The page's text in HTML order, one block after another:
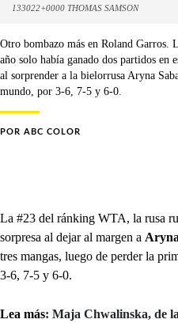
133022+0000 THOMAS SAMSON
Otro bombazo más en Roland Garros.
año solo había ganado dos partidos en
al sorprender a la bielorrusa Aryna
mundo, por 3-6, 7-5 y 6-0.
POR ABC COLOR
La #23 del ránking WTA, la rusa
sorpresa al dejar al margen a
tres mangas, luego de perder la
3-6, 7-5 y 6-0.
Lea más: Maja Chwalinska, de